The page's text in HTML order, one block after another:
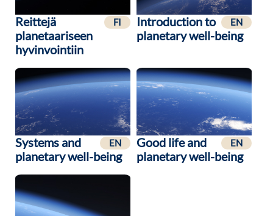
FI
Reittejä
planetaariseen
hyvinvointiin
EN
Introduction to
planetary well-being
EN
Systems and
planetary well-being
EN
Good life and
planetary well-being